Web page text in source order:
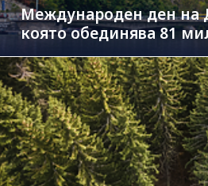
Международен ден на
която обединява 81